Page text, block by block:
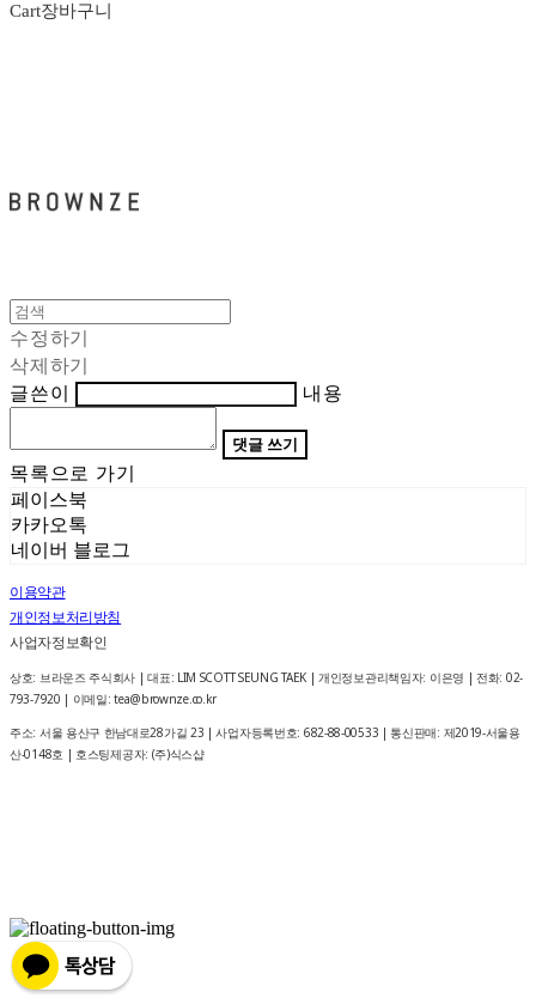
Cart장바구니
수정하기
삭제하기
글쓴이
내용
댓글 쓰기
목록으로 가기
페이스북
카카오톡
네이버 블로그
이용약관
개인정보처리방침
사업자정보확인
상호: 브라운즈 주식회사 | 대표: LIM SCOTT SEUNG TAEK | 개인정보관리책임자: 이은영 | 전화: 02-
793-7920 | 이메일: tea@brownze.co.kr
주소: 서울 용산구 한남대로28가길 23 | 사업자등록번호: 682-88-00533 | 통신판매: 제2019-서울용
산-0148호 | 호스팅제공자: (주)식스샵